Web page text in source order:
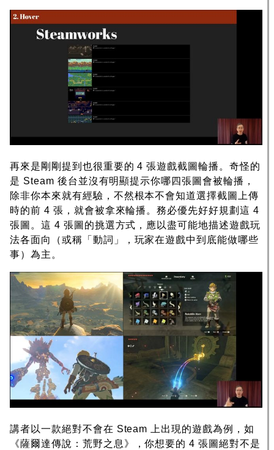
再來是剛剛提到也很重要的 4 張遊戲截圖輪播。奇怪的
是 Steam 後台並沒有明顯提示你哪四張圖會被輪播，
除非你本來就有經驗，不然根本不會知道選擇截圖上傳
時的前 4 張，就會被拿來輪播。務必優先好好規劃這 4
張圖。這 4 張圖的挑選方式，應以盡可能地描述遊戲玩
法各面向（或稱「動詞」，玩家在遊戲中到底能做哪些
事）為主。
講者以一款絕對不會在 Steam 上出現的遊戲為例，如
《薩爾達傳說：荒野之息》，你想要的 4 張圖絕對不是